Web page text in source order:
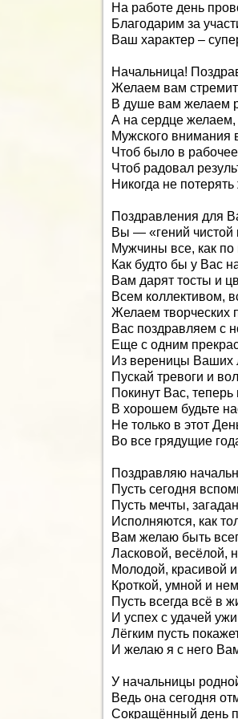
На работе день
Благодарим за
Ваш характер –
Начальница!
Желаем вам
В душе вам желаем
А на сердце желаем,
Мужского внимания
Чтоб было в
Чтоб радовал
Никогда не
Поздравления для
Вы — «гений чистой
Мужчины все, как по
Как будто бы у Вас
Вам дарят тосты и
Всем коллективом,
Желаем творческих
Вас поздравляем с
Еще с одним
Из вереницы Ваших
Пускай тревоги и
Покинут Вас, теперь
В хорошем будьте
Не только в этот
Во все грядущие
Поздравляю
Пусть сегодня
Пусть мечты,
Исполняются, как
Вам желаю быть
Ласковой, весёлой,
Молодой, красивой
Кроткой, умной и
Пусть всегда всё в
И успех с удачей
Лёгким пусть
И желаю я с него
У начальницы
Ведь она сегодня
Сокращённый день